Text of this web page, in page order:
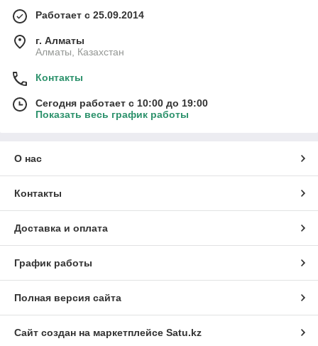
Работает с 25.09.2014
г. Алматы
Алматы, Казахстан
Контакты
Сегодня работает с 10:00 до 19:00
Показать весь график работы
О нас
Контакты
Доставка и оплата
График работы
Полная версия сайта
Сайт создан на маркетплейсе Satu.kz